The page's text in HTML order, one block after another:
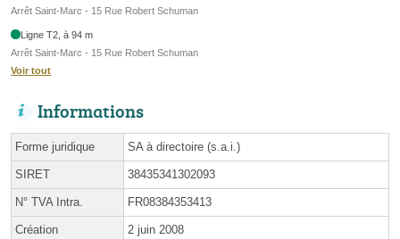
Arrêt Saint-Marc - 15 Rue Robert Schuman
Ligne T2, à 94 m
Arrêt Saint-Marc - 15 Rue Robert Schuman
Voir tout
Informations
Forme juridique SA à directoire (s.a.i.)
SIRET 38435341302093
N° TVA Intra. FR08384353413
Création 2 juin 2008